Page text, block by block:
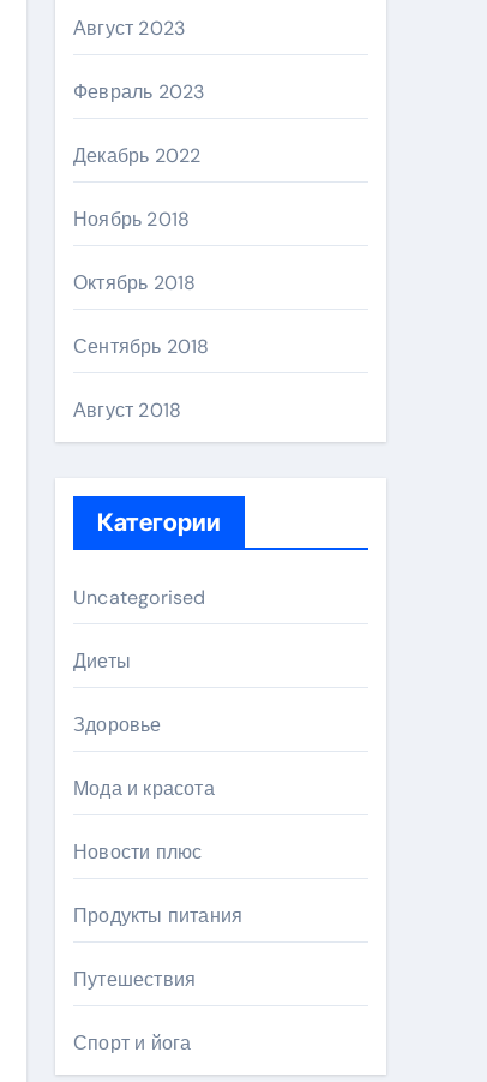
Август 2023
Февраль 2023
Декабрь 2022
Ноябрь 2018
Октябрь 2018
Сентябрь 2018
Август 2018
Категории
Uncategorised
Диеты
Здоровье
Мода и красота
Новости плюс
Продукты питания
Путешествия
Спорт и йога